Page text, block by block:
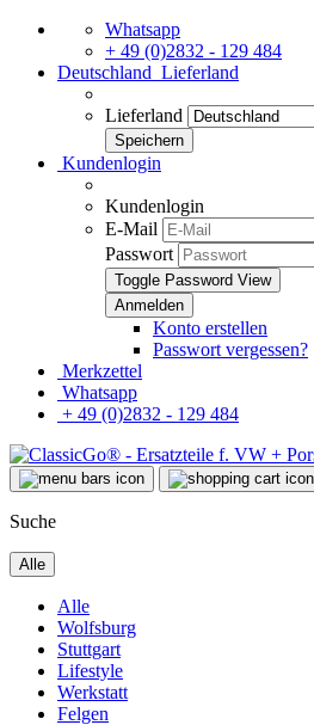
Whatsapp
+ 49 (0)2832 - 129 484
Deutschland Lieferland
Lieferland
Kundenlogin
Kundenlogin
E-Mail
Passwort
Toggle Password View
Konto erstellen
Passwort vergessen?
Merkzettel
Whatsapp
+ 49 (0)2832 - 129 484
Suche
Alle
Alle
Wolfsburg
Stuttgart
Lifestyle
Werkstatt
Felgen